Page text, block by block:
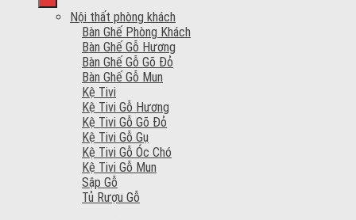
Nội thất phòng khách
Bàn Ghế Phòng Khách
Bàn Ghế Gỗ Hương
Bàn Ghế Gỗ Gõ Đỏ
Bàn Ghế Gỗ Mun
Kệ Tivi
Kệ Tivi Gỗ Hương
Kệ Tivi Gỗ Gõ Đỏ
Kệ Tivi Gỗ Gụ
Kệ Tivi Gỗ Óc Chó
Kệ Tivi Gỗ Mun
Sập Gỗ
Tủ Rượu Gỗ